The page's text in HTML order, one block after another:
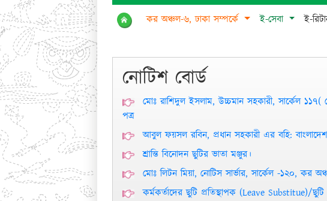
কর অঞ্চল-৬, ঢাকা সম্পর্কে ই-সেবা ই-
নোটিশ বোর্ড
মোঃ রাশিদুল ইসলাম, উচ্চমান সহকারী, সার্কেল
পত্র
আবুল ফয়সল রবিন, প্রধান সহকারী এর বহি: বাংলাদেশ
শ্রান্তি বিনোদন ছুটির ভাতা মঞ্জুর।
মোঃ লিটন মিয়া, নোটিস সার্ভার, সার্কেল -১২০, কর
কর্মকর্তাদের ছুটি প্রতিস্থাপক (Leave Substitue)/